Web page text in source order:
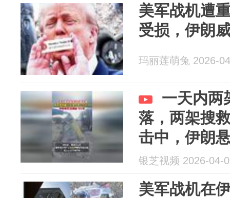
美军战机遭
受损，伊朗
玛丽莲萌兔 2026-
一天内两
落，两架搜
击中，伊朗
银芝视频 2026-04-
美军战机在